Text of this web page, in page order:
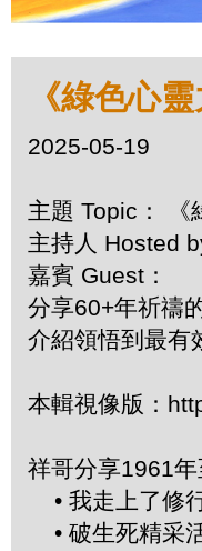
《綠色心
2025-05-19
主題 Topic： 《
主持人 Hosted
嘉賓 Guest：
分享60+年祈禱
介紹領悟到最有
本輯視像版：
祥哥分享1961
• 我走上了修
• 破生死精采